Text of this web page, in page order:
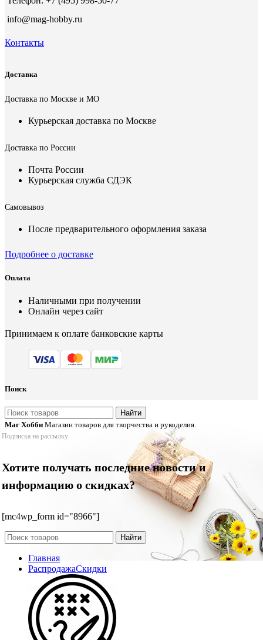
info@mag-hobby.ru
Контакты
Доставка
Доставка по Москве и МО
Курьерская доставка по Москве
Доставка по России
Почта России
Курьерская служба СДЭК
Самовывоз
После предварительного оформления заказа
Подробнее о доставке
Оплата
Наличными при получении
Онлайн через сайт
Принимаем к оплате банковские карты
Поиск
Найти
Маг Хобби Магазин товаров для творчества и рукоделия.
Подписка на рассылку
Хотите получать последние новости и
информацию о скидках?
[mc4wp_form id="8966"]
Найти
Главная
РаспродажаСкидки